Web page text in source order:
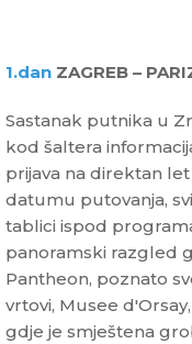
1.dan ZAGREB –
Sastanak putnika u
kod šaltera
prijava na direktan
datumu putovanja,
tablici ispod
panoramski razgled
Pantheon, poznato
vrtovi, Musee
gdje je smještena